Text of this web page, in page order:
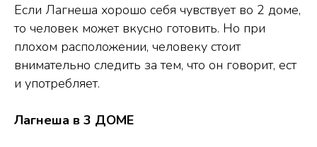
Если Лагнеша хорошо себя чувствует во 2 доме,
то человек может вкусно готовить. Но при
плохом расположении, человеку стоит
внимательно следить за тем, что он говорит, ест
и употребляет.
Лагнеша в 3 ДОМЕ